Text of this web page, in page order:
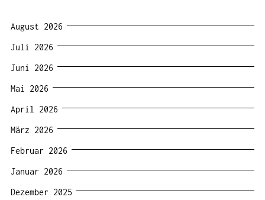
August 2026
Juli 2026
Juni 2026
Mai 2026
April 2026
März 2026
Februar 2026
Januar 2026
Dezember 2025